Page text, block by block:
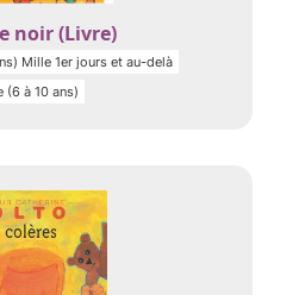
noir (Livre)
Mille 1er jours et au-delà
(6 à 10 ans)